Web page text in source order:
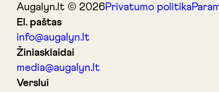
Augalyn.lt © 2026Privatumo politika
El. paštas
info@augalyn.lt
Žiniasklaidai
media@augalyn.lt
Verslui